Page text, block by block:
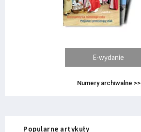
E-wydanie
Numery archiwalne >>
Popularne artykuły